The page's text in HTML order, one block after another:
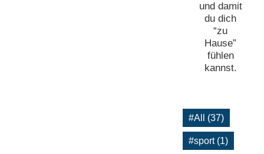
und damit
du dich
“zu
Hause”
fühlen
kannst.
#All (37)
#sport (1)